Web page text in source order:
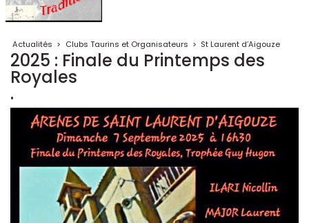
Actualités > Clubs Taurins et Organisateurs > St Laurent d’Aigouze
2025 : Finale du Printemps des
Royales
.